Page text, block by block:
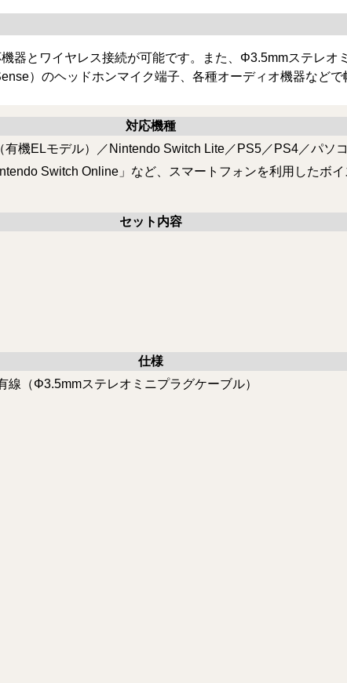
器とワイヤレス接続が可能です。また、Φ3.5mmステレオ
）のヘッドホンマイク端子、各種オーディオ機器などで
対応機種
機ELモデル）／Nintendo Switch Lite／PS5／PS4／パ
Switch Online」など、スマートフォンを利用したボ
セット内容
仕様
（Φ3.5mmステレオミニプラグケーブル）